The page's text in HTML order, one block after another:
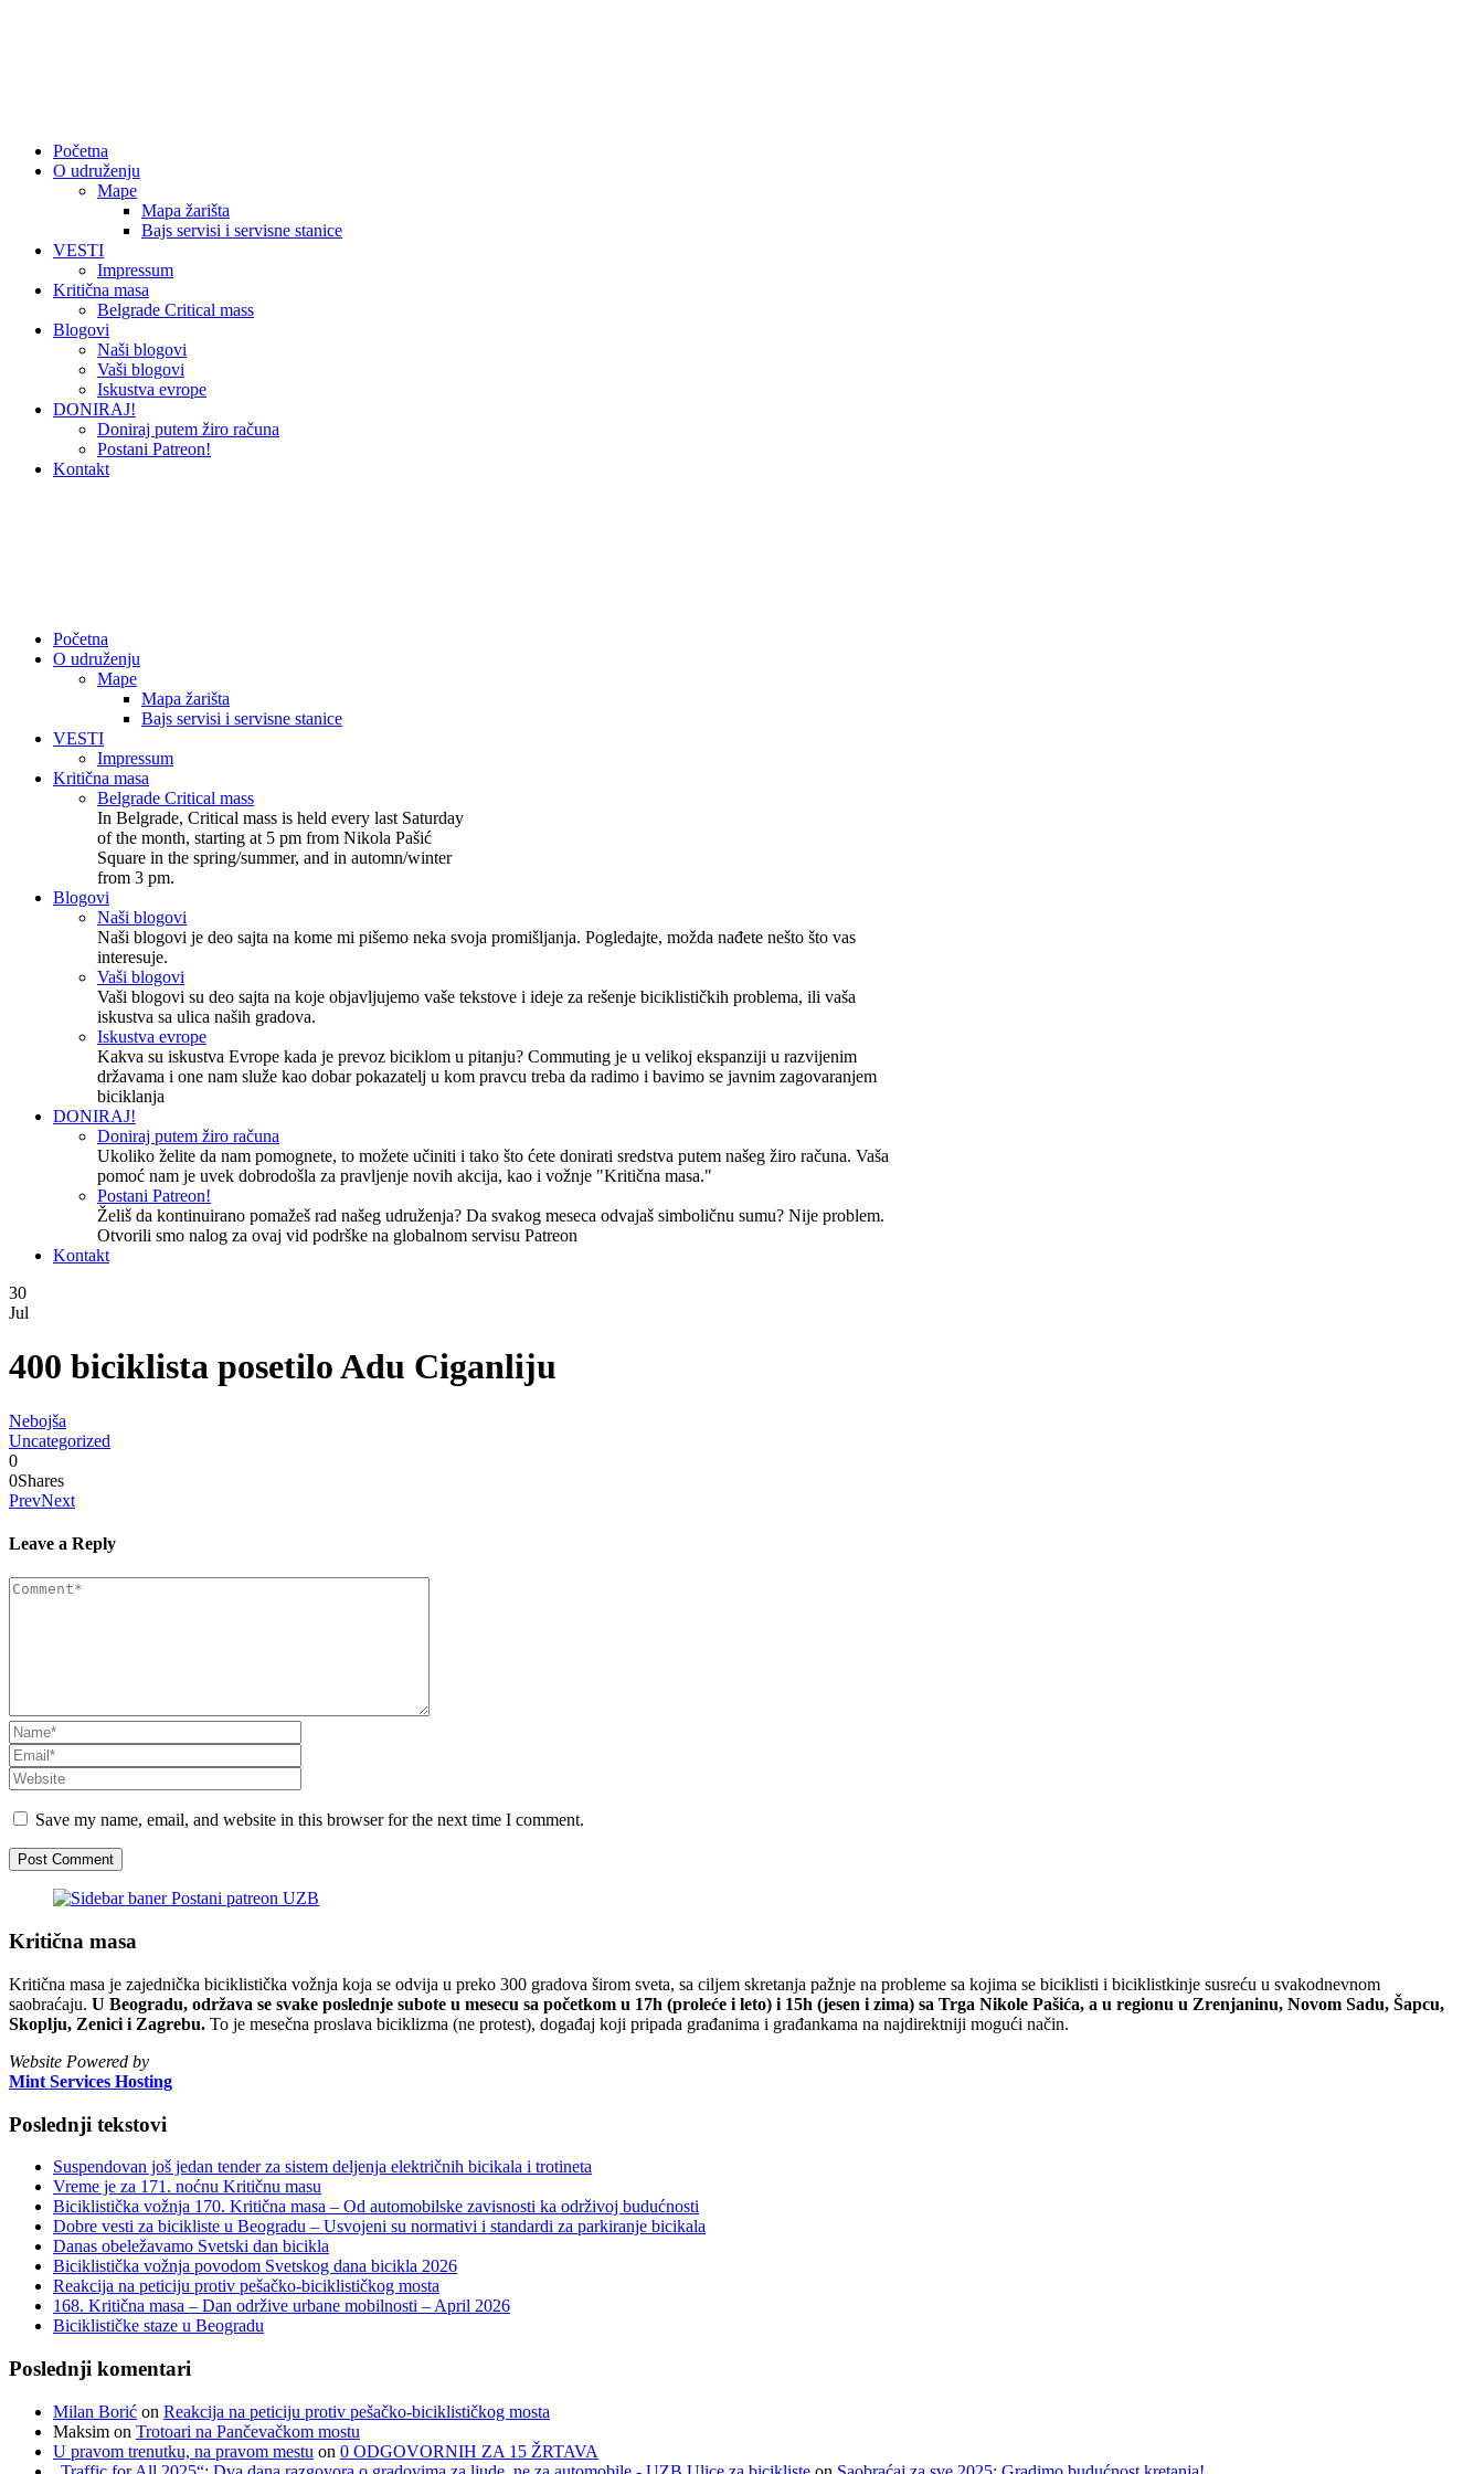
Početna
O udruženju
Mape
Mapa žarišta
Bajs servisi i servisne stanice
VESTI
Impressum
Kritična masa
Belgrade Critical mass
Blogovi
Naši blogovi
Vaši blogovi
Iskustva evrope
DONIRAJ!
Doniraj putem žiro računa
Postani Patreon!
Kontakt
Početna
O udruženju
Mape
Mapa žarišta
Bajs servisi i servisne stanice
VESTI
Impressum
Kritična masa
Belgrade Critical mass
In Belgrade, Critical mass is held every last Saturday
of the month, starting at 5 pm from Nikola Pašić
Square in the spring/summer, and in automn/winter
from 3 pm.
Blogovi
Naši blogovi
Naši blogovi je deo sajta na kome mi pišemo neka svoja promišljanja. Pogledajte, možda nađete nešto što vas
interesuje.
Vaši blogovi
Vaši blogovi su deo sajta na koje objavljujemo vaše tekstove i ideje za rešenje biciklističkih problema, ili vaša
iskustva sa ulica naših gradova.
Iskustva evrope
Kakva su iskustva Evrope kada je prevoz biciklom u pitanju? Commuting je u velikoj ekspanziji u razvijenim
državama i one nam služe kao dobar pokazatelj u kom pravcu treba da radimo i bavimo se javnim zagovaranjem
biciklanja
DONIRAJ!
Doniraj putem žiro računa
Ukoliko želite da nam pomognete, to možete učiniti i tako što ćete donirati sredstva putem našeg žiro računa. Vaša
pomoć nam je uvek dobrodošla za pravljenje novih akcija, kao i vožnje "Kritična masa."
Postani Patreon!
Želiš da kontinuirano pomažeš rad našeg udruženja? Da svakog meseca odvajaš simboličnu sumu? Nije problem.
Otvorili smo nalog za ovaj vid podrške na globalnom servisu Patreon
Kontakt
30
Jul
400 biciklista posetilo Adu Ciganliju
Nebojša
Uncategorized
0
0Shares
PrevNext
Leave a Reply
Save my name, email, and website in this browser for the next time I comment.
Kritična masa
Kritična masa je zajednička biciklistička vožnja koja se odvija u preko 300 gradova širom sveta, sa ciljem skretanja pažnje na probleme sa kojima se biciklisti i biciklistkinje susreću u svakodnevnom
saobraćaju. U Beogradu, održava se svake poslednje subote u mesecu sa početkom u 17h (proleće i leto) i 15h (jesen i zima) sa Trga Nikole Pašića, a u regionu u Zrenjaninu, Novom Sadu, Šapcu,
Skoplju, Zenici i Zagrebu. To je mesečna proslava biciklizma (ne protest), događaj koji pripada građanima i građankama na najdirektniji mogući način.
Website Powered by
Mint Services Hosting
Poslednji tekstovi
Suspendovan još jedan tender za sistem deljenja električnih bicikala i trotineta
Vreme je za 171. noćnu Kritičnu masu
Biciklistička vožnja 170. Kritična masa – Od automobilske zavisnosti ka održivoj budućnosti
Dobre vesti za bicikliste u Beogradu – Usvojeni su normativi i standardi za parkiranje bicikala
Danas obeležavamo Svetski dan bicikla
Biciklistička vožnja povodom Svetskog dana bicikla 2026
Reakcija na peticiju protiv pešačko-biciklističkog mosta
168. Kritična masa – Dan održive urbane mobilnosti – April 2026
Biciklističke staze u Beogradu
Poslednji komentari
Milan Borić on Reakcija na peticiju protiv pešačko-biciklističkog mosta
Maksim on Trotoari na Pančevačkom mostu
U pravom trenutku, na pravom mestu on 0 ODGOVORNIH ZA 15 ŽRTAVA